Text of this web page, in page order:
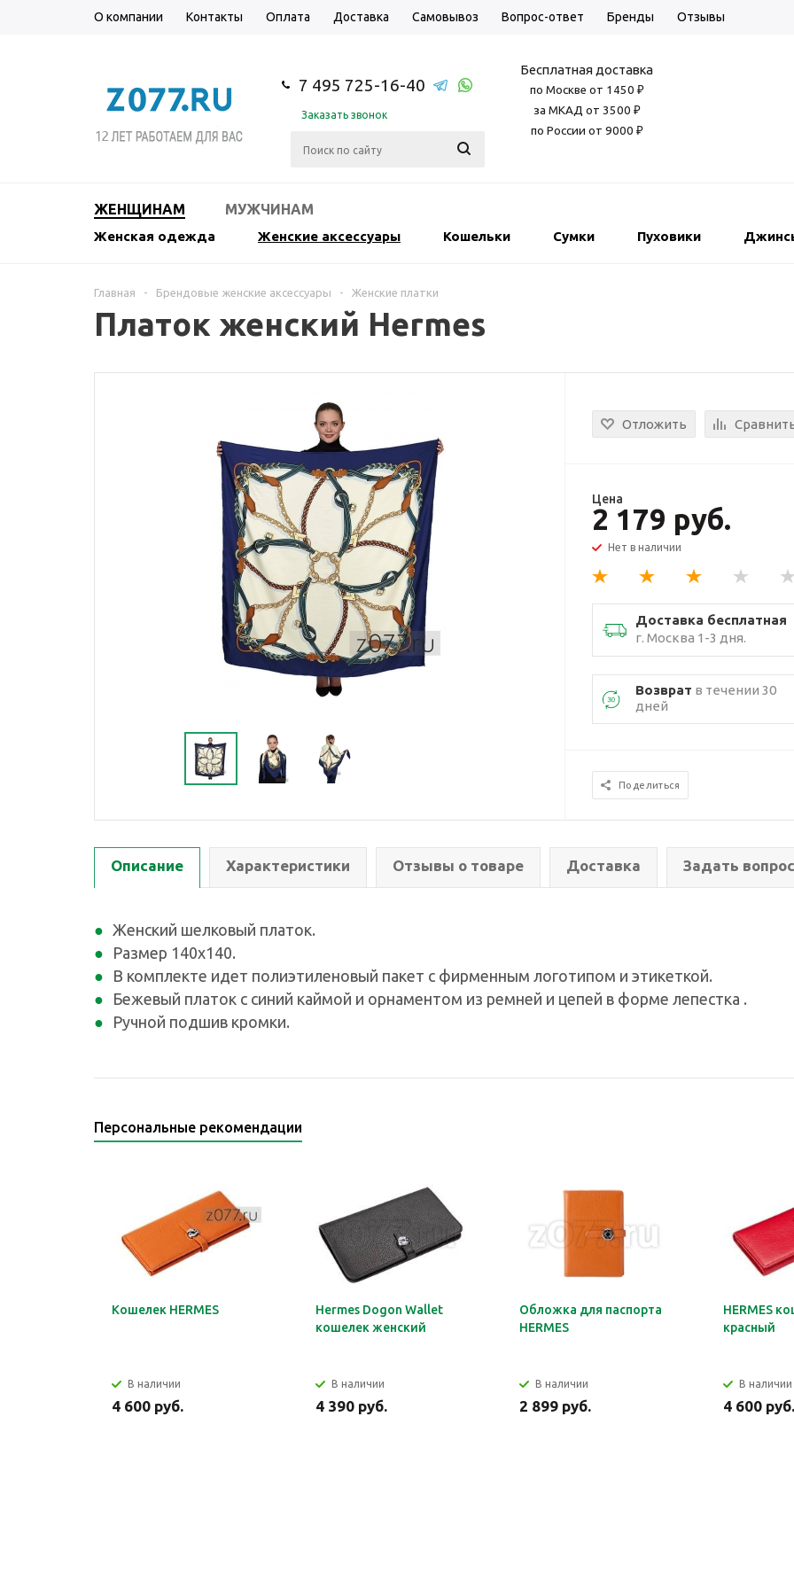
О компании Контакты Оплата Доставка Самовывоз Вопрос-ответ Бренды Отзывы
7 495 725-16-40
Заказать звонок
Бесплатная доставка
по Москве от 1450 ₽
за МКАД от 3500 ₽
по России от 9000 ₽
ЖЕНЩИНАМ МУЖЧИНАМ
Женская одежда Женские аксессуары Кошельки Сумки Пуховики
Главная - Брендовые женские аксессуары - Женские платки
Платок женский Hermes
Отложить
Цена
2 179 руб.
Нет в наличии
Доставка бесплатная
г. Москва 1-3 дня.
Возврат в течении 30
дней
Поделиться
Описание Характеристики Отзывы о товаре Доставка Задать вопрос
Женский шелковый платок.
Размер 140х140.
В комплекте идет полиэтиленовый пакет с фирменным логотипом и этикеткой.
Бежевый платок с синий каймой и орнаментом из ремней и цепей в форме лепестка .
Ручной подшив кромки.
Персональные рекомендации
Кошелек HERMES
В наличии
4 600 руб.
Hermes Dogon Wallet
кошелек женский
В наличии
4 390 руб.
Обложка для паспорта
HERMES
В наличии
2 899 руб.
HERMES
красный
В наличии
4 600 руб.